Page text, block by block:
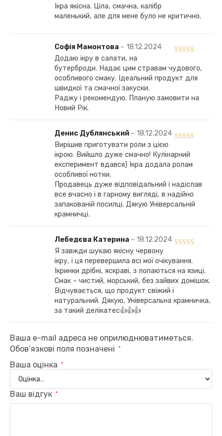
з 5
Ікра якісна. Ціла, смачна, калібр
маленький, але для мене було не критично.
з 5
Софія Мамонтова – 18.12.2024
Додаю ікру в салати, на
бутерброди. Надає цим стравам чудового,
особливого смаку. Ідеальний продукт для
швидкої та смачної закуски.
Раджу і рекомендую. Планую замовити на
Новий Рік.
з 5
Денис Дублянський – 18.12.2024
Вирішив приготувати роли з цією
ікрою. Вийшло дуже смачно! Кулінарний
експеримент вдався) Ікра додала ролам
особливої нотки.
Продавець дуже відповідальний і надіслав
все вчасно і в гарному вигляді, в надійно
запакованій посилці. Дякую Універсальній
крамничці.
з 5
Лебедєва Катерина – 18.12.2024
Я завжди шукаю якісну червону
ікру, і ця перевершила всі мої очікування.
Ікринки дрібні, яскраві, з лопаються на язиці.
Смак – чистий, морський, без зайвих домішок.
Відчувається, що продукт свіжий і
натуральний. Дякую, Універсальна крамничка,
за такий делікатес👍👍👍
Ваша e-mail адреса не оприлюднюватиметься.
Обов’язкові поля позначені
*
Ваша оцінка *
Ваш відгук *